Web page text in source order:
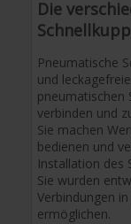
Die
Pneumatische
und
pneumatischen
verbinden und
Sie machen
bedienen und
Installation des
Sie wurden
Verbindungen
ermöglichen.